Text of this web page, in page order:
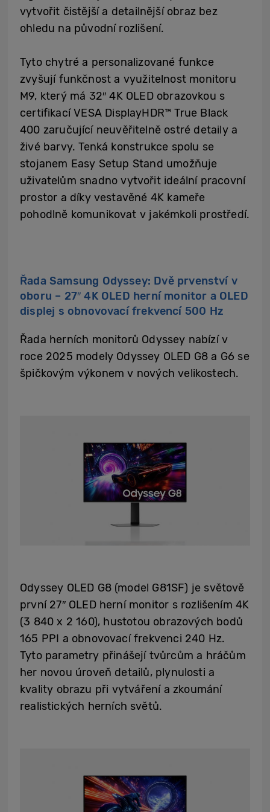
vytvořit čistější a detailnější obraz bez
ohledu na původní rozlišení.
Tyto chytré a personalizované funkce
zvyšují funkčnost a využitelnost monitoru
M9, který má 32″ 4K OLED obrazovkou s
certifikací VESA DisplayHDR™ True Black
400 zaručující neuvěřitelně ostré detaily a
živé barvy. Tenká konstrukce spolu se
stojanem Easy Setup Stand umožňuje
uživatelům snadno vytvořit ideální pracovní
prostor a díky vestavěné 4K kameře
pohodlně komunikovat v jakémkoli prostředí.
Řada Samsung Odyssey: Dvě prvenství v
oboru – 27″ 4K OLED herní monitor a OLED
displej s obnovovací frekvencí 500 Hz
Řada herních monitorů Odyssey nabízí v
roce 2025 modely Odyssey OLED G8 a G6 se
špičkovým výkonem v nových velikostech.
Odyssey OLED G8 (model G81SF) je světově
první 27″ OLED herní monitor s rozlišením 4K
(3 840 x 2 160), hustotou obrazových bodů
165 PPI a obnovovací frekvenci 240 Hz.
Tyto parametry přinášejí tvůrcům a hráčům
her novou úroveň detailů, plynulosti a
kvality obrazu při vytváření a zkoumání
realistických herních světů.